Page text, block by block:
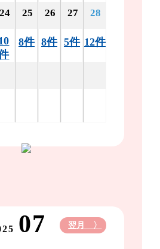
24 25
8件
26
8件
27
5件
28
12件
07 翌月 〉